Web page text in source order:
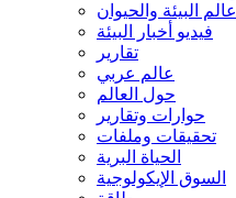
عالم البيئة والحيوان
فيديو أخبار البيئة
تقارير
عالم عربي
حول العالم
حوارات وتقارير
تحقيقات وملفات
الحياة البرية
السوق الإيكولوجية